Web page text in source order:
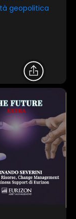
geopolitica